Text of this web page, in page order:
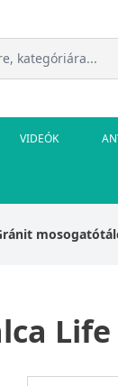
VIDEÓK
Life